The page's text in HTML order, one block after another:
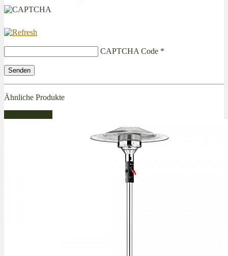
CAPTCHA Code *
Ähnliche Produkte